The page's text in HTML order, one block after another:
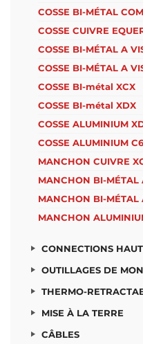
COSSE BI-MÉTAL
COSSE CUIVRE
COSSE BI-MÉTAL A
COSSE BI-MÉTAL A
COSSE BI-métal XCX
COSSE BI-métal XDX
COSSE ALUMINIUM
COSSE ALUMINIUM
MANCHON CUIVRE
MANCHON BI-MÉTAL
MANCHON BI-MÉTAL
MANCHON
CONNECTIONS
OUTILLAGES DE
THERMO-
MISE À LA TERRE
CÂBLES